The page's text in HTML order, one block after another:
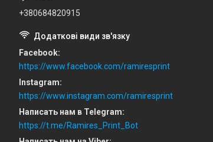
+380684820915
Facebook
https://www.facebook.com/ramiresprint
Instagram
https://www.instagram.com/ramiresprint
Написать нам в Telegram
https://t.me/Ramires_Print_Bot